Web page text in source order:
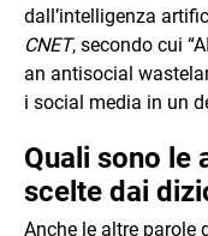
dall’intelligenza
CNET, secondo cui
an antisocial
i social media in un
Quali sono le
scelte dai
Anche le altre parole